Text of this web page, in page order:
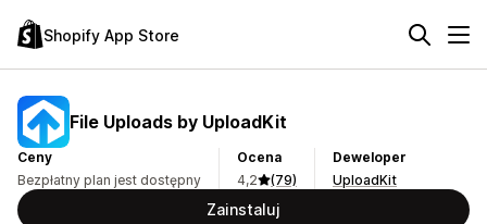
Shopify App Store
File Uploads by UploadKit
Ceny
Bezpłatny plan jest dostępny
Ocena
4,2
(79)
Deweloper
UploadKit
Zainstaluj